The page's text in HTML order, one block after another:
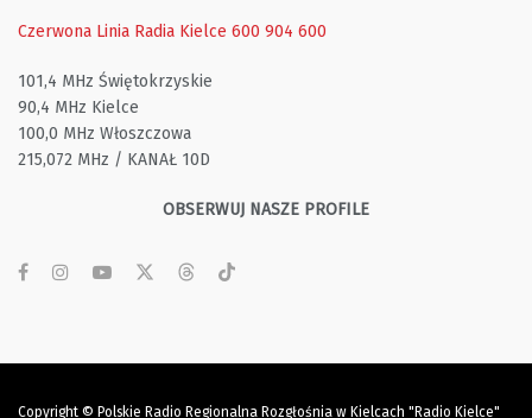
Czerwona Linia Radia Kielce 600 904 600
101,4 MHz Świętokrzyskie
90,4 MHz Kielce
100,0 MHz Włoszczowa
215,072 MHz / KANAŁ 10D
OBSERWUJ NASZE PROFILE
Copyright © Polskie Radio Regionalna Rozgłośnia w Kielcach "Radio Kielce"